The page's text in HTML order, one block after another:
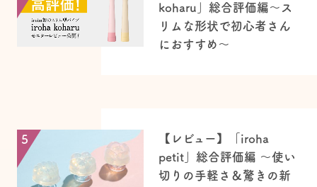
koharu」総合評価編〜ス
リムな形状で初心者さん
におすすめ〜
5
【レビュー】「iroha
petit」総合評価編 ～使い
切りの手軽さ＆驚きの新